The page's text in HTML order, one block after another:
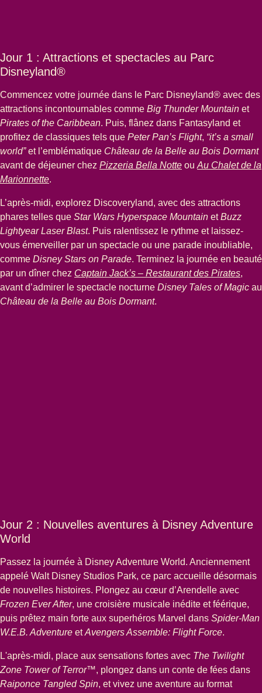
Jour 1 : Attractions et spectacles au Parc
Disneyland®
Commencez votre journée dans le Parc Disneyland® avec des
attractions incontournables comme Big Thunder Mountain et
Pirates of the Caribbean. Puis, flânez dans Fantasyland et
profitez de classiques tels que Peter Pan’s Flight, “it’s a small
world”et l’emblématique Château de la Belle au Bois Dormant
avant de déjeuner chez Pizzeria Bella Notte( Ouvre un nouvel
ou Au Chalet de la
Marionnette(.
L’après-midi, explorez Discoveryland, avec des attractions
phares telles que Star Wars Hyperspace Mountain etBuzz
Lightyear Laser Blast. Puis ralentissez le rythme et laissez-
vous émerveiller par un spectacle ou une parade inoubliable,
comme Disney Stars on Parade. Terminez la journée en beauté
par un dîner chez Captain Jack’s – Restaurant des Pirates(,
avant d’admirer le spectacle nocturne Disney Tales of Magic au
Château de la Belle au Bois Dormant.
Jour 2 : Nouvelles aventures à Disney Adventure
World
Passez la journée à Disney Adventure World. Anciennement
appelé Walt Disney Studios Park, ce parc accueille désormais
de nouvelles histoires. Plongez au cœur d’Arendelle avec
Frozen Ever After, une croisière musicale inédite et féérique,
puis prêtez main forte aux superhéros Marvel dans Spider-Man
W.E.B. Adventure etAvengers Assemble: Flight Force.
L'après-midi, place aux sensations fortes avec The Twilight
Zone Tower of Terror™, plongez dans un conte de fées dans
Raiponce Tangled Spin, et vivez une aventure au format